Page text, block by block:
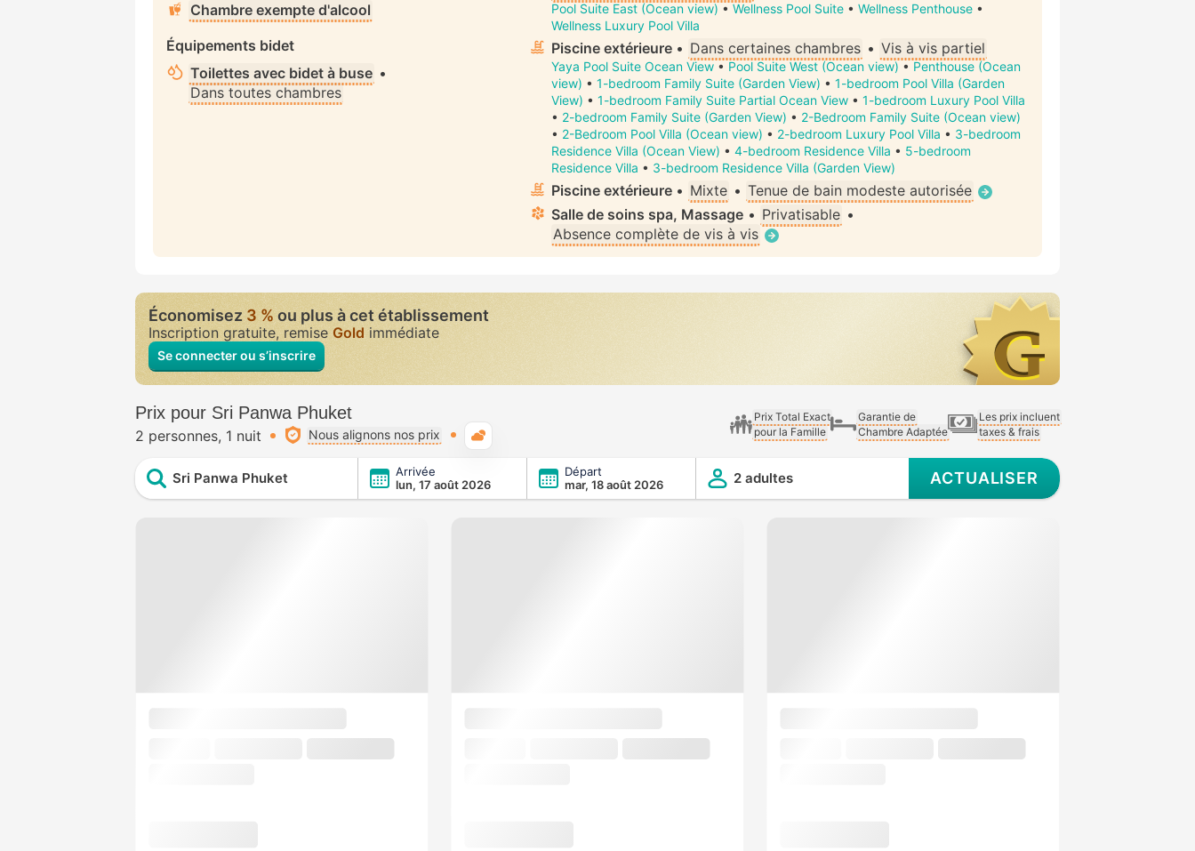
Chambre exempte d'alcool
Équipements bidet
Toilettes avec bidet à buse •
Dans toutes chambres
Pool Suite East (Ocean view) • Wellness Pool Suite • Wellness Penthouse •
Wellness Luxury Pool Villa
Piscine extérieure • Dans certaines chambres • Vis à vis partiel
Yaya Pool Suite Ocean View • Pool Suite West (Ocean view) • Penthouse (Ocean
view) • 1-bedroom Family Suite (Garden View) • 1-bedroom Pool Villa (Garden
View) • 1-bedroom Family Suite Partial Ocean View • 1-bedroom Luxury Pool Villa
• 2-bedroom Family Suite (Garden View) • 2-Bedroom Family Suite (Ocean view)
• 2-Bedroom Pool Villa (Ocean view) • 2-bedroom Luxury Pool Villa • 3-bedroom
Residence Villa (Ocean View) • 4-bedroom Residence Villa • 5-bedroom
Residence Villa • 3-bedroom Residence Villa (Garden View)
Piscine extérieure • Mixte • Tenue de bain modeste autorisée
Salle de soins spa, Massage • Privatisable •
Absence complète de vis à vis
Économisez3 %ou plus à cet établissement
Inscription gratuite, remiseGold immédiate
Se connecter ou s’inscrire
Prix pour Sri Panwa Phuket
2 personnes 1 nuit Nous alignons nos prix
Prix Total Exact
pour la Famille
Garantie de
Chambre Adaptée
Les prix incluent
taxes & frais
Sri Panwa Phuket
Arrivée
lun, 17 août 2026
Départ
mar, 18 août 2026
2 adultes ACTUALISER